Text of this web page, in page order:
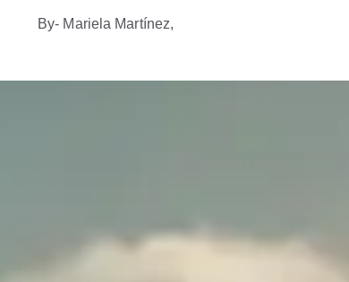
By- Mariela Martínez,